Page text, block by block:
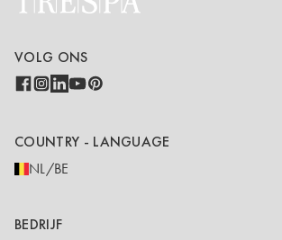
VOLG ONS
COUNTRY - LANGUAGE
NL/BE
BEDRIJF